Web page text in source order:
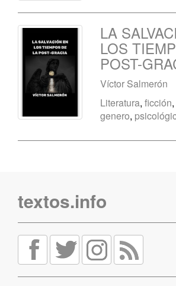
LA
LOS
POST-
Víctor Salmerón
Literatura,ficción
genero,
textos.info